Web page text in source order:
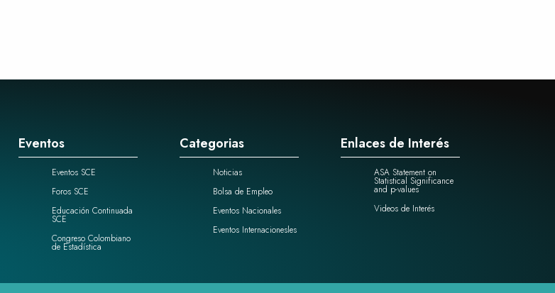
Eventos
Eventos SCE
Foros SCE
Educación Continuada
SCE
Congreso Colombiano
de Estadística
Categorias
Noticias
Bolsa de Empleo
Eventos Nacionales
Eventos Internacionesles
Enlaces de Interés
ASA Statement on
Statistical Significance
and p-values
Videos de Interés